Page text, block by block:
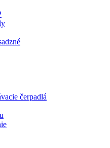
čerpadlá